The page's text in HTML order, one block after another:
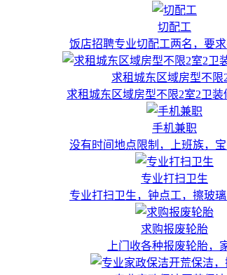
切配工
饭店招聘专业切配工两名，要
求租城东区域房型不限
求租城东区域房型不限2室2卫装
手机兼职
没有时间地点限制，上班族，
专业打扫卫生
专业打扫卫生，钟点工，擦玻
求购报废轮胎
上门收各种报废轮胎，